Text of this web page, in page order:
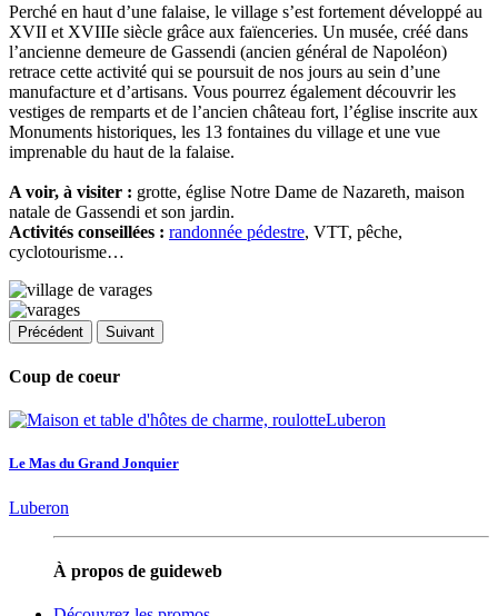
Perché en haut d’une falaise, le village s’est fortement développé au
XVII et XVIIIe siècle grâce aux faïenceries. Un musée, créé dans
l’ancienne demeure de Gassendi (ancien général de Napoléon)
retrace cette activité qui se poursuit de nos jours au sein d’une
manufacture et d’artisans. Vous pourrez également découvrir les
vestiges de remparts et de l’ancien château fort, l’église inscrite aux
Monuments historiques, les 13 fontaines du village et une vue
imprenable du haut de la falaise.
A voir, à visiter : grotte, église Notre Dame de Nazareth, maison
natale de Gassendi et son jardin.
Activités conseillées : randonnée pédestre, VTT, pêche,
cyclotourisme…
Précédent Suivant
Coup de coeur
Le Mas du Grand Jonquier
Luberon
À propos de guideweb